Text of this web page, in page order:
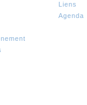
Liens
Agenda